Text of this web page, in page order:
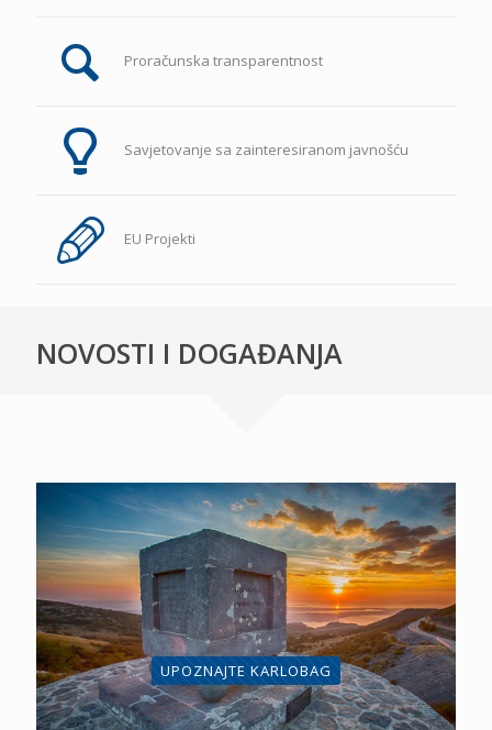
Proračunska transparentnost
Savjetovanje sa zainteresiranom javnošću
EU Projekti
NOVOSTI I DOGAĐANJA
UPOZNAJTE KARLOBAG